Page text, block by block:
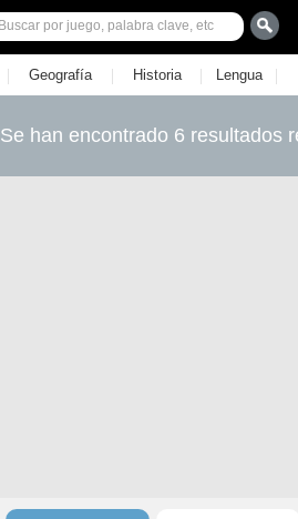
| Geografía | Historia | Lengua |
Se han encontrado 6 resultados